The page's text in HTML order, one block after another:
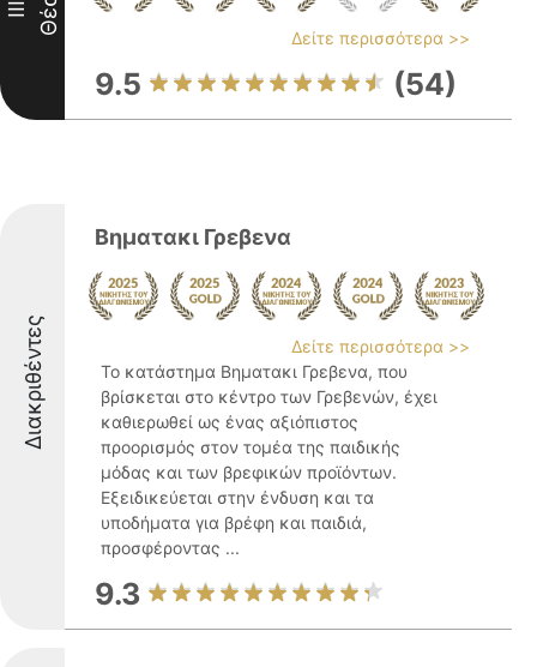
III
Δείτε περισσότερα >>
9.5 (54)
Διακριθέντες
Βηματακι Γρεβενα
Δείτε περισσότερα >>
Το κατάστημα Βηματακι Γρεβενα, που
βρίσκεται στο κέντρο των Γρεβενών, έχει
καθιερωθεί ως ένας αξιόπιστος
προορισμός στον τομέα της παιδικής
μόδας και των βρεφικών προϊόντων.
Εξειδικεύεται στην ένδυση και τα
υποδήματα για βρέφη και παιδιά,
προσφέροντας ...
9.3